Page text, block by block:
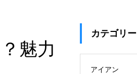
魅力
カテゴリー
アイアン